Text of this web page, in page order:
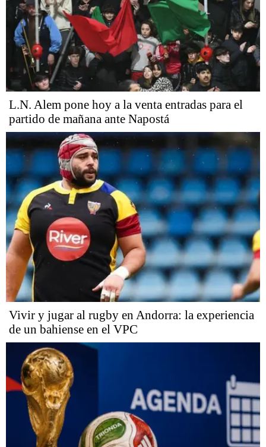
L.N. Alem pone hoy a la venta entradas para el
partido de mañana ante Napostá
Vivir y jugar al rugby en Andorra: la experiencia
de un bahiense en el VPC